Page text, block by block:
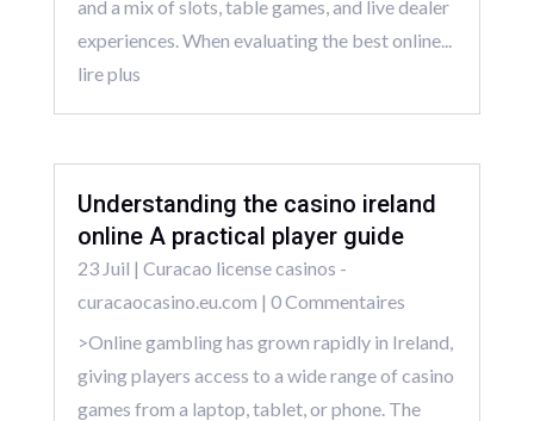
and a mix of slots, table games, and live dealer
experiences. When evaluating the best online...
lire plus
Understanding the casino ireland
online A practical player guide
23 Juil | Curacao license casinos -
curacaocasino.eu.com | 0 Commentaires
>Online gambling has grown rapidly in Ireland,
giving players access to a wide range of casino
games from a laptop, tablet, or phone. The